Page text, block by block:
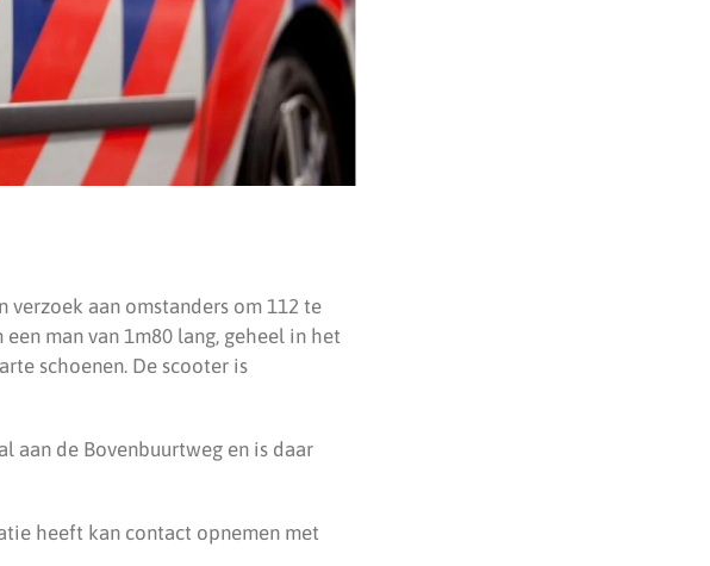
verzoek aan omstanders om 112 te
man van 1m80 lang, geheel in het
schoenen. De scooter is
aan de Bovenbuurtweg en is daar
heeft kan contact opnemen met